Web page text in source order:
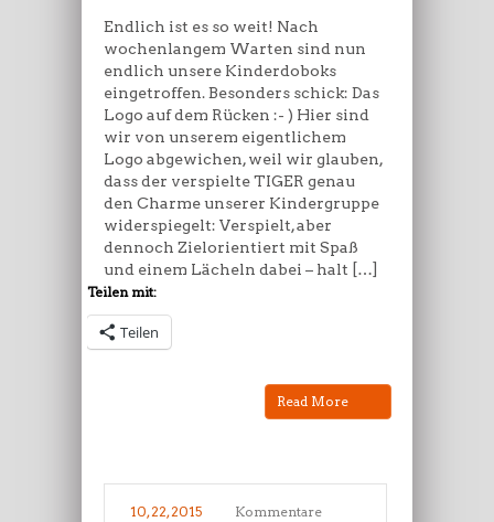
Endlich ist es so weit! Nach
wochenlangem Warten sind nun
endlich unsere Kinderdoboks
eingetroffen. Besonders schick: Das
Logo auf dem Rücken :- ) Hier sind
wir von unserem eigentlichem
Logo abgewichen, weil wir glauben,
dass der verspielte TIGER genau
den Charme unserer Kindergruppe
widerspiegelt: Verspielt, aber
dennoch Zielorientiert mit Spaß
und einem Lächeln dabei – halt […]
Teilen mit:
Teilen
Read More
10, 22, 2015
Kommentare